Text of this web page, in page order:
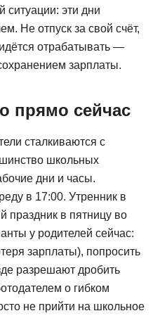
ситуации: эти дни
Не отпуск за свой счёт,
отрабатывать —
зарплаты.
прямо сейчас
сталкиваются с
школьных
дни и часы.
в 17:00. Утренник в
праздник в пятницу во
у родителей сейчас:
зарплаты), попросить
разрешают дробить
о гибком
не прийти на школьное